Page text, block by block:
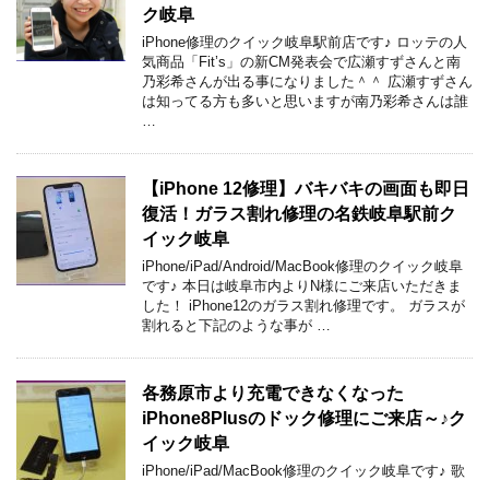
ク岐阜
iPhone修理のクイック岐阜駅前店です♪ ロッテの人
気商品「Fit’s」の新CM発表会で広瀬すずさんと南
乃彩希さんが出る事になりました＾＾ 広瀬すずさん
は知ってる方も多いと思いますが南乃彩希さんは誰
【iPhone 12修理】バキバキの画面も即日
復活！ガラス割れ修理の名鉄岐阜駅前ク
イック岐阜
iPhone/iPad/Android/MacBook修理のクイック岐阜
です♪ 本日は岐阜市内よりN様にご来店いただきま
した！ iPhone12のガラス割れ修理です。 ガラスが
割れると下記のような事が …
各務原市より充電できなくなった
iPhone8Plusのドック修理にご来店～♪ク
イック岐阜
iPhone/iPad/MacBook修理のクイック岐阜です♪ 歌